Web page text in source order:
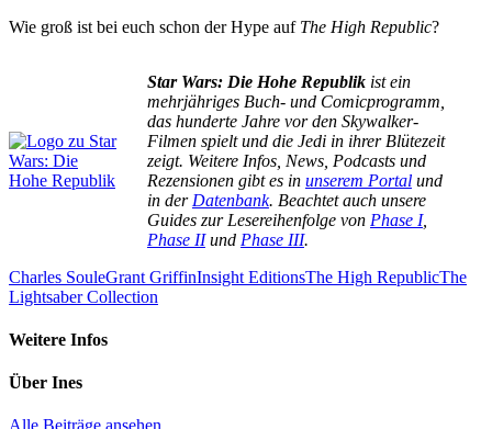
Wie groß ist bei euch schon der Hype auf The High Republic?
Star Wars: Die Hohe Republikist ein
mehrjähriges Buch- und Comicprogramm,
das hunderte Jahre vor den Skywalker-
Filmen spielt und die Jedi in ihrer Blütezeit
zeigt. Weitere Infos, News, Podcasts und
Rezensionen gibt es in unserem Portalund
in der Datenbank. Beachtet auch unsere
Guides zur Lesereihenfolge von Phase I,
Phase IIund Phase III.
Charles SouleGrant GriffinInsight EditionsThe High RepublicThe
Lightsaber Collection
Weitere Infos
Über Ines